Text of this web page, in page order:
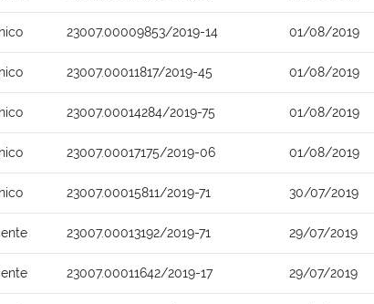
23007.00009853/2019-14 01/08/2019
23007.00011817/2019-45 01/08/2019
23007.00014284/2019-75 01/08/2019
23007.00017175/2019-06 01/08/2019
23007.00015811/2019-71 30/07/2019
23007.00013192/2019-71 29/07/2019
23007.00011642/2019-17 29/07/2019